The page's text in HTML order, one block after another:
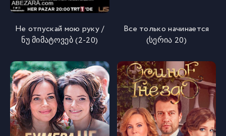
Не отпускай мою руку /
ნუ მიმატოვებ (2-20)
Все только начинается
(სერია 20)